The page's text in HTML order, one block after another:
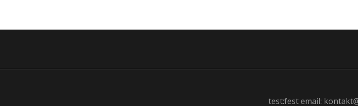
test:fest email: